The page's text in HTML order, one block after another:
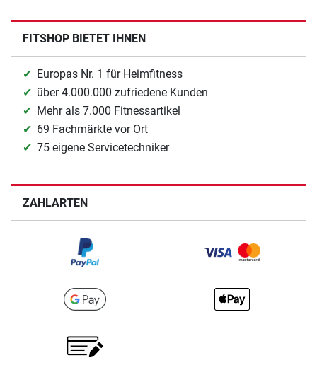
FITSHOP BIETET IHNEN
Europas Nr. 1 für Heimfitness
über 4.000.000 zufriedene Kunden
Mehr als 7.000 Fitnessartikel
69 Fachmärkte vor Ort
75 eigene Servicetechniker
ZAHLARTEN